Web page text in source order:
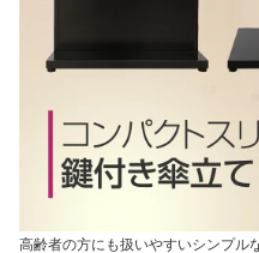
高齢者の方にも扱いやすいシンプル